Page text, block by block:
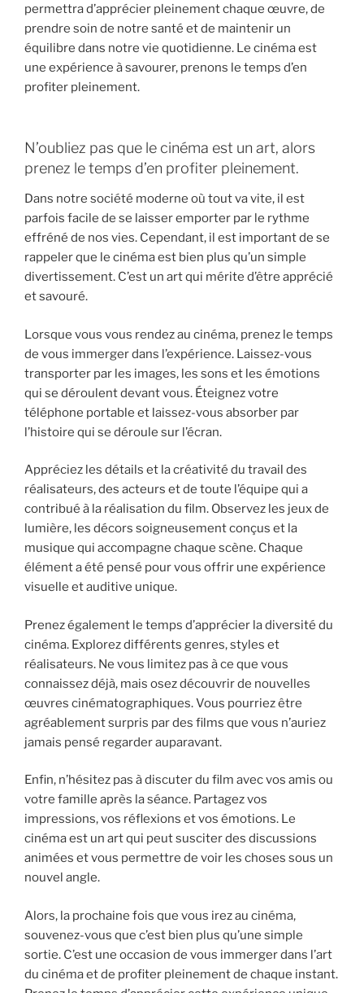
permettra d’apprécier pleinement chaque œuvre, de
prendre soin de notre santé et de maintenir un
équilibre dans notre vie quotidienne. Le cinéma est
une expérience à savourer, prenons le temps d’en
profiter pleinement.
N’oubliez pas que le cinéma est un art, alors
prenez le temps d’en profiter pleinement.
Dans notre société moderne où tout va vite, il est
parfois facile de se laisser emporter par le rythme
effréné de nos vies. Cependant, il est important de se
rappeler que le cinéma est bien plus qu’un simple
divertissement. C’est un art qui mérite d’être apprécié
et savouré.
Lorsque vous vous rendez au cinéma, prenez le temps
de vous immerger dans l’expérience. Laissez-vous
transporter par les images, les sons et les émotions
qui se déroulent devant vous. Éteignez votre
téléphone portable et laissez-vous absorber par
l’histoire qui se déroule sur l’écran.
Appréciez les détails et la créativité du travail des
réalisateurs, des acteurs et de toute l’équipe qui a
contribué à la réalisation du film. Observez les jeux de
lumière, les décors soigneusement conçus et la
musique qui accompagne chaque scène. Chaque
élément a été pensé pour vous offrir une expérience
visuelle et auditive unique.
Prenez également le temps d’apprécier la diversité du
cinéma. Explorez différents genres, styles et
réalisateurs. Ne vous limitez pas à ce que vous
connaissez déjà, mais osez découvrir de nouvelles
œuvres cinématographiques. Vous pourriez être
agréablement surpris par des films que vous n’auriez
jamais pensé regarder auparavant.
Enfin, n’hésitez pas à discuter du film avec vos amis ou
votre famille après la séance. Partagez vos
impressions, vos réflexions et vos émotions. Le
cinéma est un art qui peut susciter des discussions
animées et vous permettre de voir les choses sous un
nouvel angle.
Alors, la prochaine fois que vous irez au cinéma,
souvenez-vous que c’est bien plus qu’une simple
sortie. C’est une occasion de vous immerger dans l’art
du cinéma et de profiter pleinement de chaque instant.